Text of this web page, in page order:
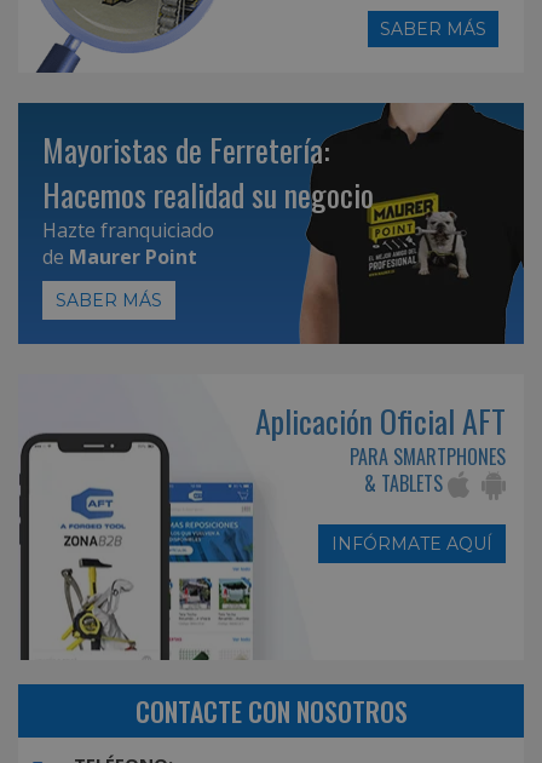
SABER MÁS
Mayoristas de Ferretería:
Hacemos realidad su negocio
Hazte franquiciado
de Maurer Point
SABER MÁS
Aplicación Oficial AFT
PARA SMARTPHONES
& TABLETS
INFÓRMATE AQUÍ
CONTACTE CON NOSOTROS